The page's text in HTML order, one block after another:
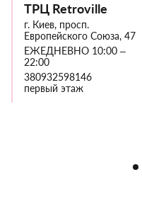
ТРЦ Retroville
г. Киев, просп.
Европейского Союза, 47
ЕЖЕДНЕВНО 10:00 –
22:00
380932598146
первый этаж